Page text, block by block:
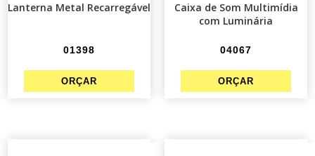
Lanterna Metal Recarregável
01398
Caixa de Som Multimídia
com Luminária
04067